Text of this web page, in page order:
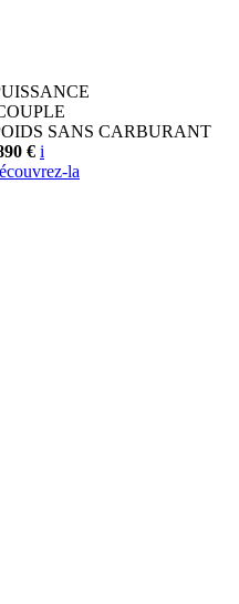
SANS CARBURANT
€ i
la